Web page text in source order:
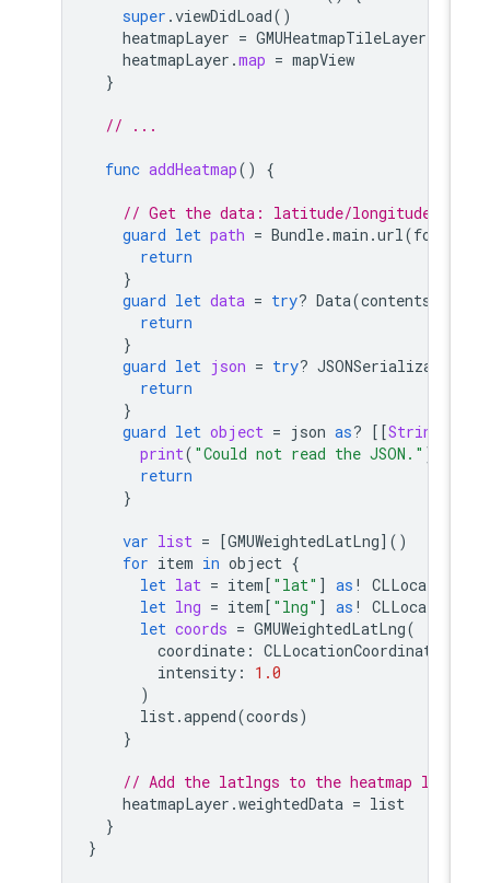
super.viewDidLoad
heatmapLayer
= GMUHeatmapTileLayer
heatmapLayer. map = mapView
// ...
func addHeatmap ()
// Get the data: latitude/longitude
guard
let path = Bundle.main. url
return
guard
let data = try? Data(contentsOf
return
guard
let json = try?
return
guard
let object = json as ? [[String
print("Could not read the JSON."
return
var list = [GMUWeightedLatLng
for item in object
let
lat = item["lat"] as!
let
lng = item["lng"] as!
let coords = GMUWeightedLatLng
coordinate:
intensity :
list.append(coords
// Add the latlngs to the heatmap
heatmapLayer.weightedData = list